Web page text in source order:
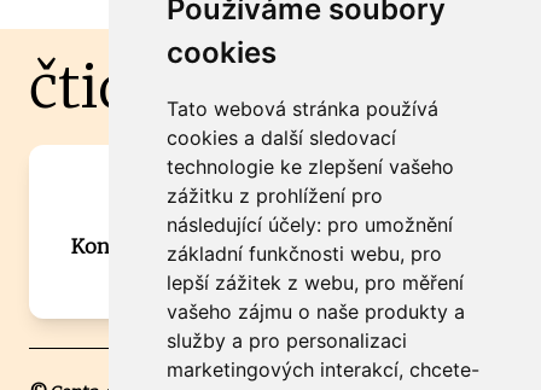
Používáme soubory
cookies
Tato webová stránka používá
cookies a další sledovací
technologie ke zlepšení vašeho
zážitku z prohlížení pro
následující účely: pro umožnění
základní funkčnosti webu, pro
lepší zážitek z webu, pro měření
vašeho zájmu o naše produkty a
služby a pro personalizaci
marketingových interakcí, chcete-
čtidoma.cz
Máte zajímavou informaci? Chcete
spolupracovat?
Kontaktujte šéfredaktora Martina Chalupu:
chalupa@ctidoma.cz